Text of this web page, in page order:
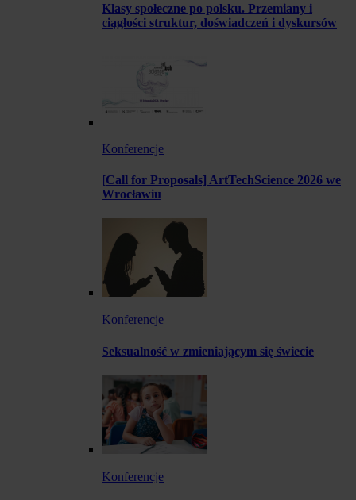
Klasy społeczne po polsku. Przemiany i
ciągłości struktur, doświadczeń i dyskursów
Konferencje
[Call for Proposals] ArtTechScience 2026 we
Wrocławiu
Konferencje
Seksualność w zmieniającym się świecie
Konferencje